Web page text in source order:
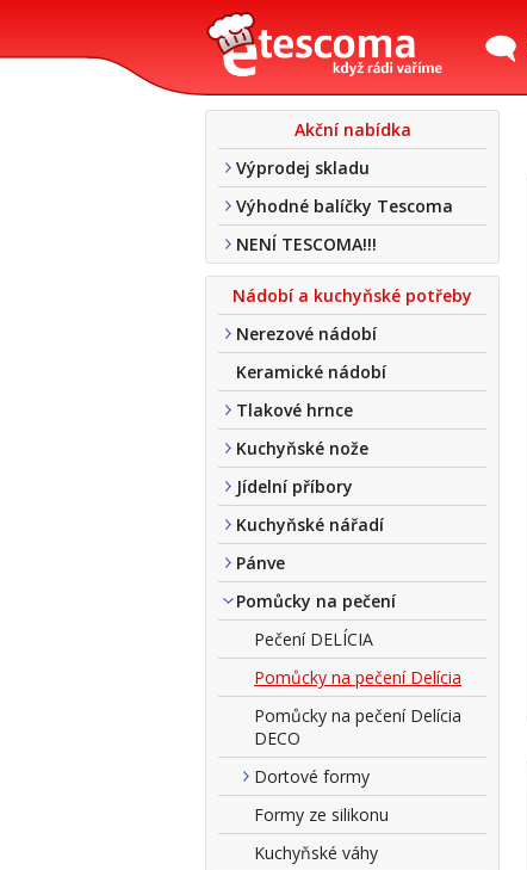
Akční nabídka
Výprodej skladu
Výhodné balíčky Tescoma
NENÍ TESCOMA!!!
Nádobí a kuchyňské potřeby
Nerezové nádobí
Keramické nádobí
Tlakové hrnce
Kuchyňské nože
Jídelní příbory
Kuchyňské nářadí
Pánve
Pomůcky na pečení
Pečení DELÍCIA
Pomůcky na pečení Delícia
Pomůcky na pečení Delícia
DECO
Dortové formy
Formy ze silikonu
Kuchyňské váhy